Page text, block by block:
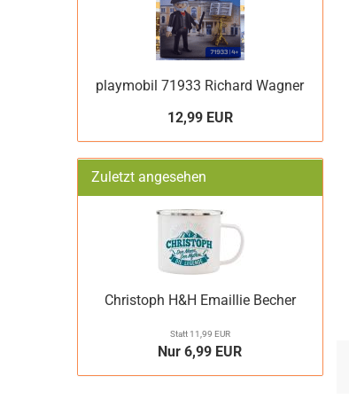
playmobil 71933 Richard Wagner
12,99 EUR
Zuletzt angesehen
Christoph H&H Emaillie Becher
Statt 11,99 EUR
Nur 6,99 EUR